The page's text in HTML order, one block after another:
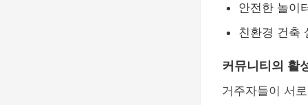
안전한 놀이
친환경 건축
커뮤니티의 활
거주자들이 서